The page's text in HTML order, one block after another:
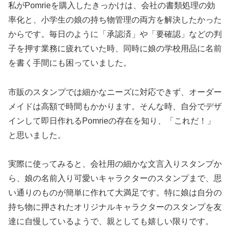
私がPomrieを購入したきっかけは、会社の書類処理の効
率化と、小学生の娘の持ち物管理の両方を解決したかった
からです。毎日のように「承認済」や「要確認」などの判
子を押す業務に疲れていた時、同時に娘の学校用品に名前
を書く手間にも困っていました。
市販のスタンプでは細かなニーズに対応できず、オーダー
メイドは高額で時間もかかります。そんな時、自分でデザ
インして即日作れるPomrieの存在を知り、「これだ！」
と思いました。
実際に使ってみると、会社用の細かな文言入りスタンプか
ら、娘の名前入り可愛いキャラクターのスタンプまで、思
い通りのものが簡単に作れて大満足です。特に娘は自分の
持ち物に押されたオリジナルキャラクターのスタンプを友
達に自慢しているようで、親としても嬉しい限りです。